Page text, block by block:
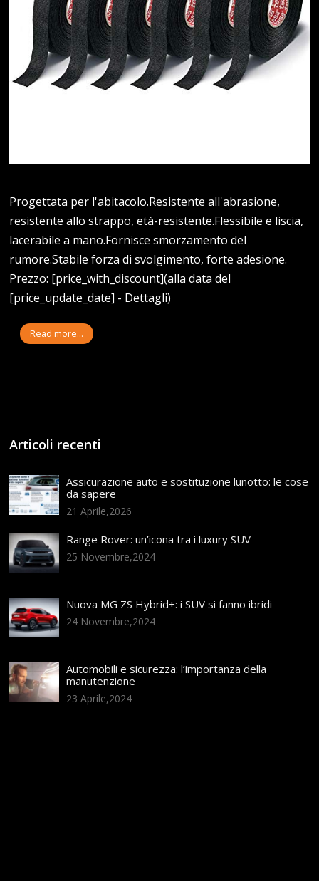
Progettata per l'abitacolo.Resistente all'abrasione,
resistente allo strappo, età-resistente.Flessibile e liscia,
lacerabile a mano.Fornisce smorzamento del
rumore.Stabile forza di svolgimento, forte adesione.
Prezzo: [price_with_discount](alla data del
[price_update_date] - Dettagli)
Read more...
Articoli recenti
Assicurazione auto e sostituzione lunotto: le cose
da sapere
21 Aprile,2026
Range Rover: un’icona tra i luxury SUV
25 Novembre,2024
Nuova MG ZS Hybrid+: i SUV si fanno ibridi
24 Novembre,2024
Automobili e sicurezza: l’importanza della
manutenzione
23 Aprile,2024